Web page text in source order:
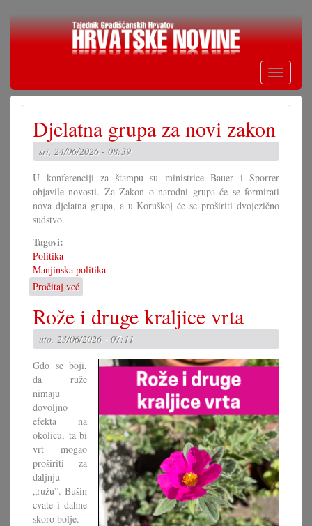
Skoči
Toggle
Djelatna grupa za novi zakon
sri, 24/06/2026 - 08:39
U konferenciji za štampu su ministrice Bauer i Sporrer
objavile novosti. Za Zakon o narodni grupa će se formirati
nova djelatna grupa, a u Koruškoj će se proširiti dvojezično
sudstvo.
Tagovi:
Politika
Manjinska politika
Pročitaj već
Djelatna
grupa
za
novi
zakon
Rože i druge kraljice vrta
uto, 23/06/2026 - 07:11
Gdo se boji,
da ruže
nimaju
dovoljno
efekta na
okolicu, ta bi
vrt mogao
proširiti za
daljnju
„ružu”. Bušin
cvate i dahne
skoro bolje.